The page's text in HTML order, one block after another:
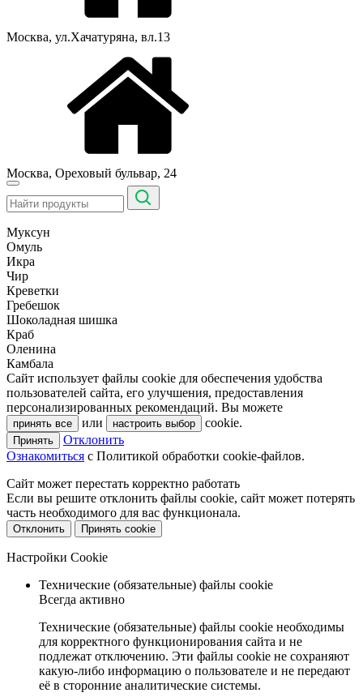
Москва, ул.Хачатуряна, вл.13
Москва, Ореховый бульвар, 24
Муксун
Омуль
Икра
Чир
Креветки
Гребешок
Шоколадная шишка
Краб
Оленина
Камбала
Сайт использует файлы cookie для обеспечения удобства
пользователей сайта, его улучшения, предоставления
персонализированных рекомендаций. Вы можете
принять все или настроить выбор cookie.
Принять
Отклонить
Ознакомиться c Политикой обработки cookie-файлов.
Сайт может перестать корректно работать
Если вы решите отклонить файлы cookie, сайт может потерять
часть необходимого для вас функционала.
Отклонить Принять cookie
Настройки Cookie
Технические (обязательные) файлы cookie
Всегда активно
Технические (обязательные) файлы cookie необходимы
для корректного функционирования сайта и не
подлежат отключению. Эти файлы cookie не сохраняют
какую-либо информацию о пользователе и не передают
её в сторонние аналитические системы.